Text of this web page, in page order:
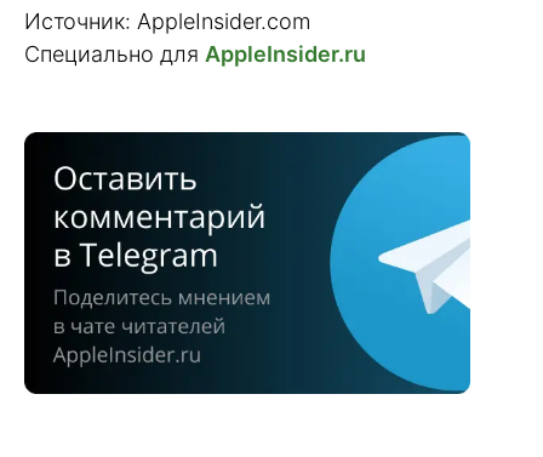
Источник: AppleInsider.com
Специально для AppleInsider.ru